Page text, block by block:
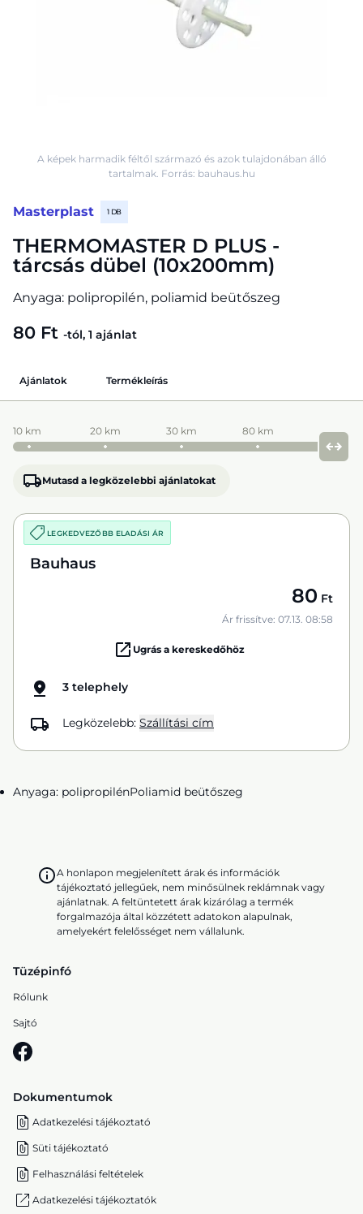
Masterplast 1 DB
THERMOMASTER D PLUS -
tárcsás dübel (10x200mm)
Anyaga: polipropilén, poliamid beütőszeg
80 Ft -tól, 1 ajánlat
A képek harmadik féltől származó és azok tulajdonában álló
tartalmak. Forrás: bauhaus.hu
Ajánlatok Termékleírás
10 km 20 km 30 km 80 km
Mutasd a legközelebbi ajánlatokat
LEGKEDVEZŐBB ELADÁSI ÁR
Bauhaus
80 Ft
Ár frissítve: 07.13. 08:58
Ugrás a kereskedőhöz
3 telephely
Legközelebb: Szállítási cím
Anyaga: polipropilénPoliamid beütőszeg
A honlapon megjelenített árak és információk
tájékoztató jellegűek, nem minősülnek reklámnak vagy
ajánlatnak. A feltüntetett árak kizárólag a termék
forgalmazója által közzétett adatokon alapulnak,
amelyekért felelősséget nem vállalunk.
Tüzépinfó
Rólunk
Sajtó
Dokumentumok
Adatkezelési tájékoztató
Süti tájékoztató
Felhasználási feltételek
Adatkezelési tájékoztatók